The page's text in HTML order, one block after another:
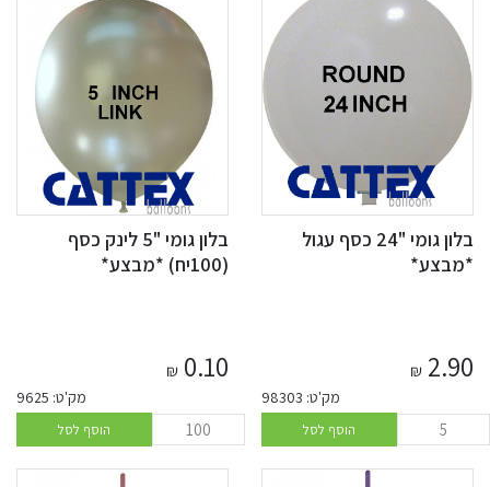
בלון גומי "24 כסף עגול
*מבצע*
2.90
₪
מק'ט: 98303
הוסף לסל
בלון גומי "5 לינק כסף
(100יח) *מבצע*
0.10
₪
מק'ט: 9625
הוסף לסל